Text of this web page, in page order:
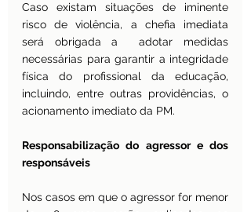
Caso existam situações de iminente
risco de violência, a chefia imediata
será obrigada a  adotar medidas
necessárias para garantir a integridade
física do profissional da educação,
incluindo, entre outras providências, o
acionamento imediato da PM.
Responsabilização do agressor e dos
responsáveis
Nos casos em que o agressor for menor